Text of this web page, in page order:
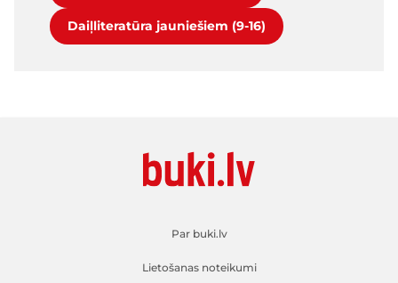
Daiļliteratūra jauniešiem (9-16)
Par buki.lv
Lietošanas noteikumi